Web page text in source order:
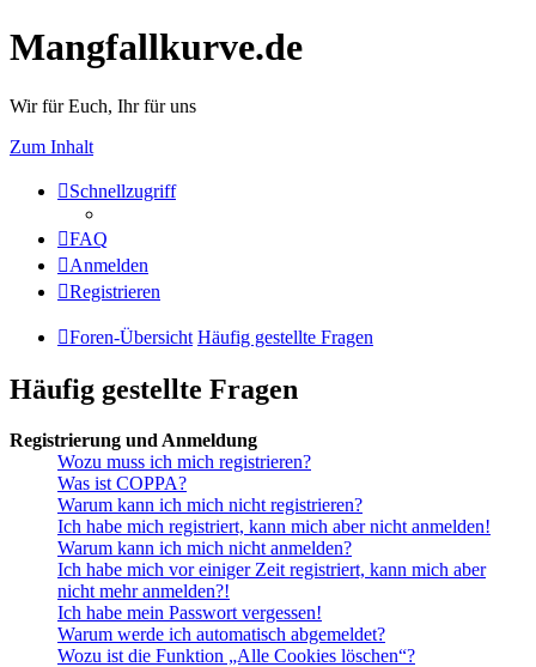
Mangfallkurve.de
Wir für Euch, Ihr für uns
Zum Inhalt
Schnellzugriff
FAQ
Anmelden
Registrieren
Foren-Übersicht Häufig gestellte Fragen
Häufig gestellte Fragen
Registrierung und Anmeldung
Wozu muss ich mich registrieren?
Was ist COPPA?
Warum kann ich mich nicht registrieren?
Ich habe mich registriert, kann mich aber nicht anmelden!
Warum kann ich mich nicht anmelden?
Ich habe mich vor einiger Zeit registriert, kann mich aber
nicht mehr anmelden?!
Ich habe mein Passwort vergessen!
Warum werde ich automatisch abgemeldet?
Wozu ist die Funktion „Alle Cookies löschen“?